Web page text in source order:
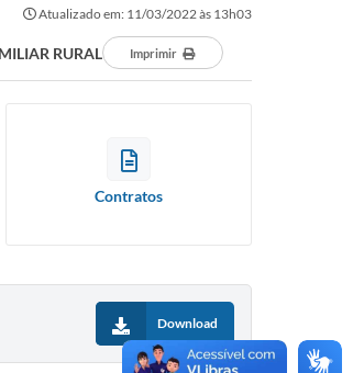
Atualizado em: 11/03/2022 às 13h03
RURAL Imprimir
Contratos
Download